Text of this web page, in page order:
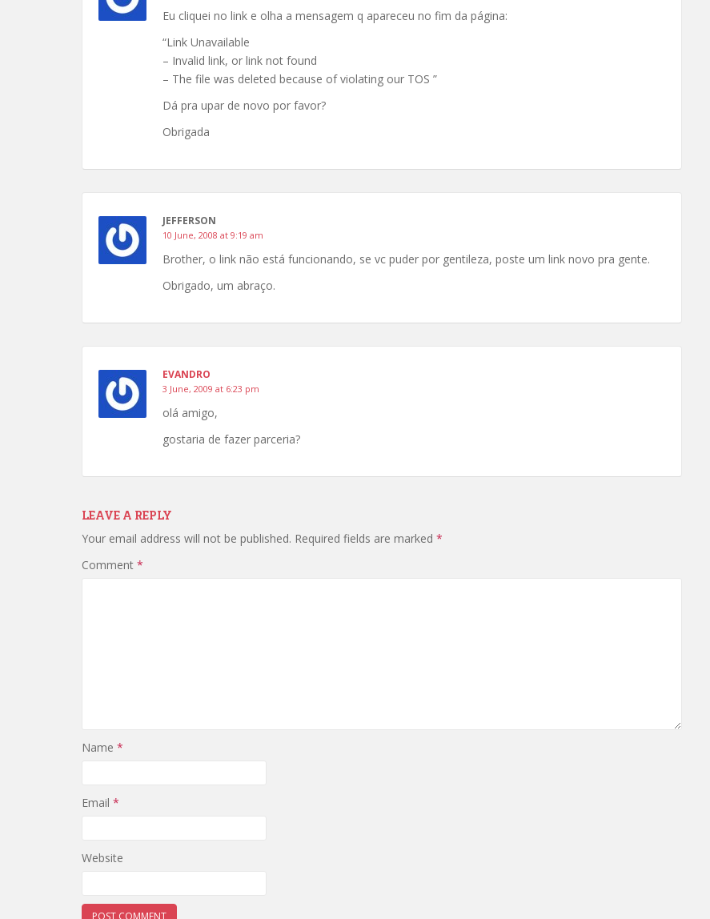
Eu cliquei no link e olha a mensagem q apareceu no fim da página:
“Link Unavailable
– Invalid link, or link not found
– The file was deleted because of violating our TOS ”
Dá pra upar de novo por favor?
Obrigada
JEFFERSON
10 June, 2008 at 9:19 am
Brother, o link não está funcionando, se vc puder por gentileza, poste um link novo pra gente.
Obrigado, um abraço.
EVANDRO
3 June, 2009 at 6:23 pm
olá amigo,
gostaria de fazer parceria?
LEAVE A REPLY
Your email address will not be published. Required fields are marked *
Comment *
Name *
Email *
Website